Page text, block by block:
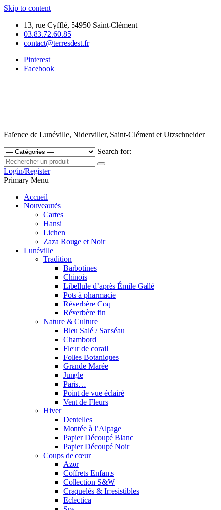
Skip to content
13, rue Cyfflé, 54950 Saint-Clément
03.83.72.60.85
contact@terresdest.fr
Pinterest
Facebook
Faïence de Lunéville, Niderviller, Saint-Clément et Utzschneider
Search for:
Login/Register
Primary Menu
Accueil
Nouveautés
Cartes
Hansi
Lichen
Zaza Rouge et Noir
Lunéville
Tradition
Barbotines
Chinois
Libellule d’après Émile Gallé
Pots à pharmacie
Réverbère Coq
Réverbère fin
Nature & Culture
Bleu Salé / Sanséau
Chambord
Fleur de corail
Folies Botaniques
Grande Marée
Jungle
Paris…
Point de vue éclairé
Vent de Fleurs
Hiver
Dentelles
Montée à l’Alpage
Papier Découpé Blanc
Papier Découpé Noir
Coups de cœur
Azor
Coffrets Enfants
Collection S&W
Craquelés & Irresistibles
Eclectica